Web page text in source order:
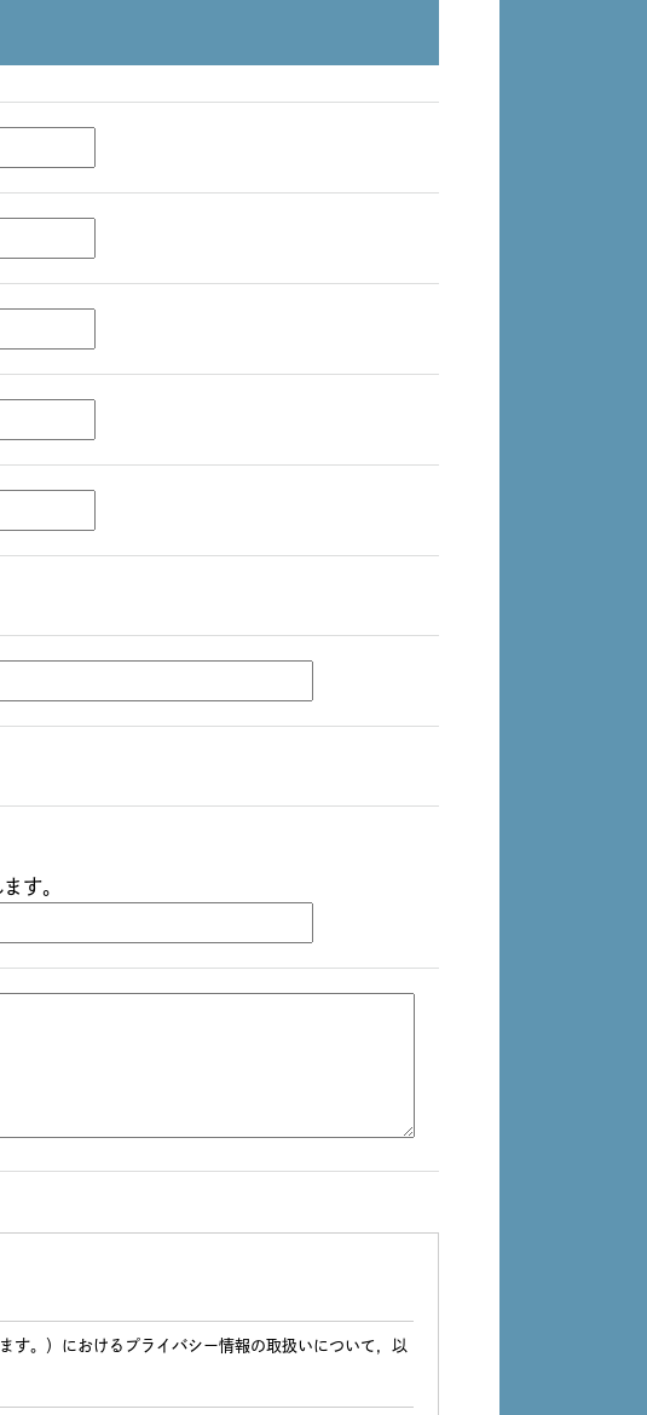
す。
す。）におけるプライバシー情報の取扱いについて，以